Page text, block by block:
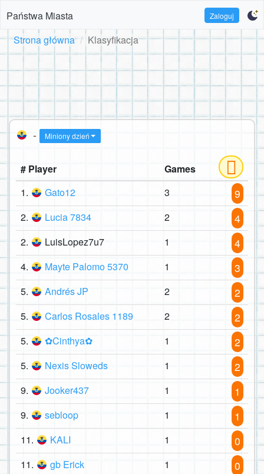
Państwa Miasta Zaloguj
Strona główna Klasyfikacja
- Miniony dzień
# Player
Games
1.
Gato12 3 9
2. Lucia 7834 2 4
2. LuisLopez7u7 1 4
4. Mayte Palomo 5370 1 3
5. Andrés JP 2 2
5. Carlos Rosales 1189 2 2
5. ✿Cinthya⁠✿ 1 2
5. Nexis Sloweds 1 2
9. Jooker437 1 1
9. sebloop 1 1
11. KALI 1 0
11. gb Erick 1 0